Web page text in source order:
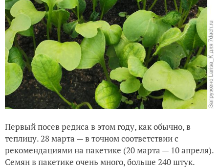
Первый посев редиса в этом году, как обычно, в
теплицу. 28 марта — в точном соответствии с
рекомендациями на пакетике (20 марта — 10 апреля).
Семян в пакетике очень много, больше 240 штук.